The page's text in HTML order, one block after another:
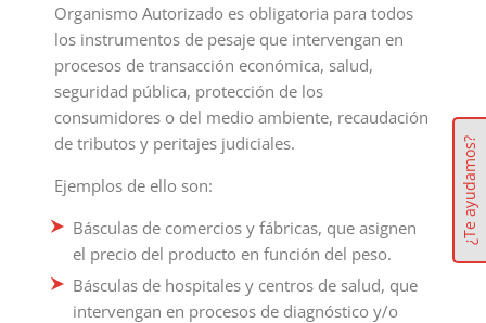
¿Te ayudamos?
Organismo Autorizado es obligatoria para todos
los instrumentos de pesaje que intervengan en
procesos de transacción económica, salud,
seguridad pública, protección de los
consumidores o del medio ambiente, recaudación
de tributos y peritajes judiciales.
Ejemplos de ello son:
Básculas de comercios y fábricas, que asignen
el precio del producto en función del peso.
Básculas de hospitales y centros de salud, que
intervengan en procesos de diagnóstico y/o